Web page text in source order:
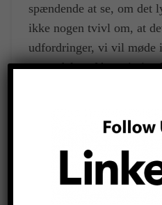
spændende at se, om det
ikke nogen tvivl om, at
udfordringer, vi vil møde
anvendelse af kunstig
Det er et område, man er
hos COWI. Samtidig
intelligens ikke blot
fungere optimalt, kunstig
også rigtig mange data